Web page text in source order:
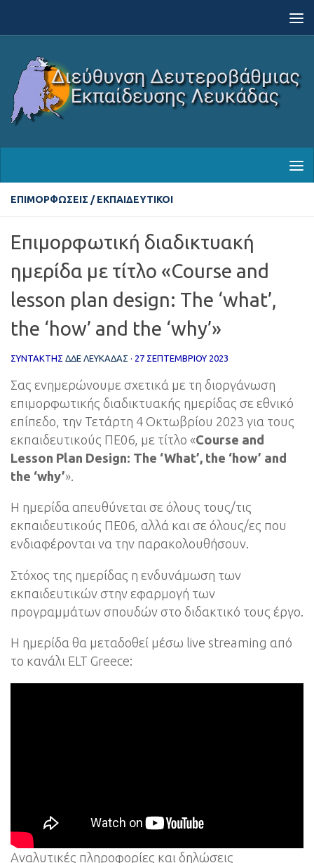
ΕΠΙΜΟΡΦΏΣΕΙΣ / ΕΚΠΑΙΔΕΥΤΙΚΟΊ
Επιμορφωτική διαδικτυακή
ημερίδα με τίτλο «Course and
lesson plan design: The ‘what’,
the ‘how’ and the ‘why’»
ΣΥΝΤΆΚΤΗΣ ΔΔΕ ΛΕΥΚΑΔΑΣ · 27 ΣΕΠΤΕΜΒΡΊΟΥ 2023
Σας ενημερώνουμε σχετικά με τη διοργάνωση
επιμορφωτικής διαδικτυακής ημερίδας σε εθνικό
επίπεδο, την Τετάρτη 4 Οκτωβρίου 2023 για τους
εκπαιδευτικούς ΠΕ06, με τίτλο «Course and
Lesson Plan Design: The ‘What’, the ‘how’ and
the ‘why’».
Η ημερίδα απευθύνεται σε όλους τους/τις
εκπαιδευτικούς ΠΕ06, αλλά και σε όλους/ες που
ενδιαφέρονται να την παρακολουθήσουν.
Στόχος της ημερίδας η ενδυνάμωση των
εκπαιδευτικών στην εφαρμογή των
προγραμμάτων σπουδών στο διδακτικό τους έργο.
Η ημερίδα θα μεταδοθεί μέσω live streaming από
το κανάλι ELT Greece:
Αναλυτικές πληροφορίες και δηλώσεις